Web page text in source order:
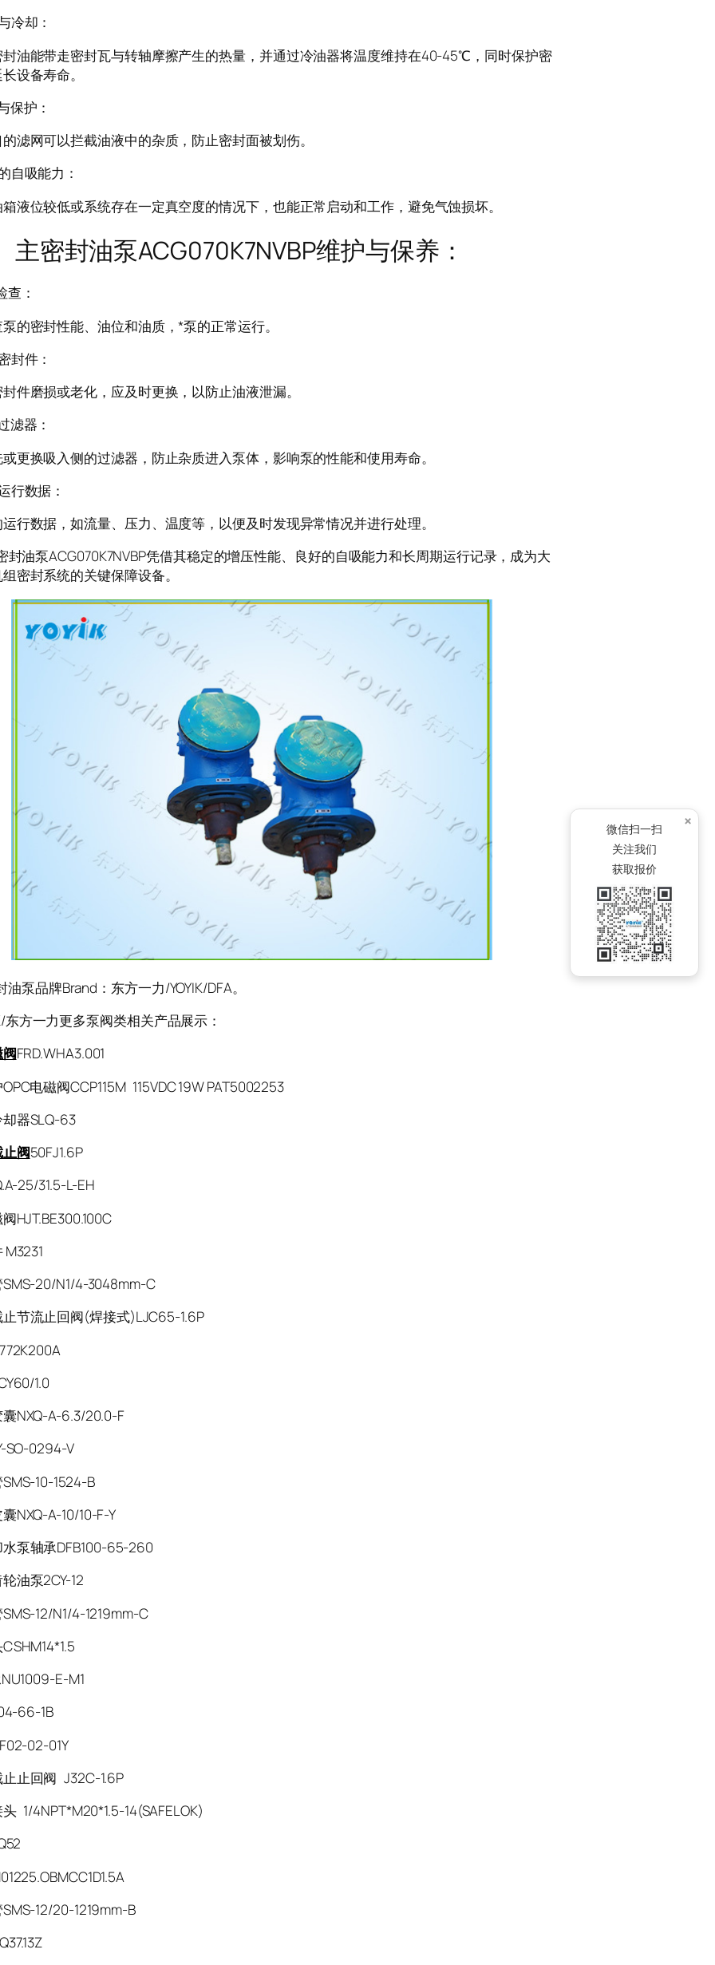
冷却：
油能带走密封瓦与转轴摩擦产生的热量，并通过冷油器将温度维持在40-45℃，同时保护密
设备寿命。
保护：
滤网可以拦截油液中的杂质，防止密封面被划伤。
自吸能力：
液位较低或系统存在一定真空度的情况下，也能正常启动和工作，避免气蚀损坏。
油泵ACG070K7NVBP维护与保养：
查：
的密封性能、油位和油质，*泵的正常运行。
封件：
件磨损或老化，应及时更换，以防止油液泄漏。
滤器：
更换吸入侧的过滤器，防止杂质进入泵体，影响泵的性能和使用寿命。
行数据：
行数据，如流量、压力、温度等，以便及时发现异常情况并进行处理。
泵ACG070K7NVBP凭借其稳定的增压性能、良好的自吸能力和长周期运行记录，成为大
密封系统的关键保障设备。
泵品牌Brand：东方一力/YOYIK/DFA。
方一力更多泵阀类相关产品展示：
FRD.WHA3.001
电磁阀CCP115M 115VDC 19W PAT5002253
器SLQ-63
阀50FJ1.6P
25/31.5-L-EH
HJT.BE300.100C
M3231
20/N1/4-3048mm-C
节流止回阀(焊接式)LJC65-1.6P
1.0
NXQ-A-6.3/20.0-F
SO-0294-V
10-1524-B
NXQ-A-10/10-F-Y
泵轴承DFB100-65-260
油泵2CY-12
12/N1/4-1219mm-C
E-M1
66-1B
02-01Y
止回阀 J32C-1.6P
1/4NPT*M20*1.5-14(SAFELOK)
12/20-1219mm-B
×
微信扫一扫
关注我们
获取报价